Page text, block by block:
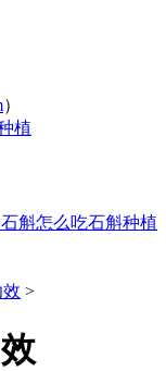
）
植
石斛怎么吃石斛种植
>